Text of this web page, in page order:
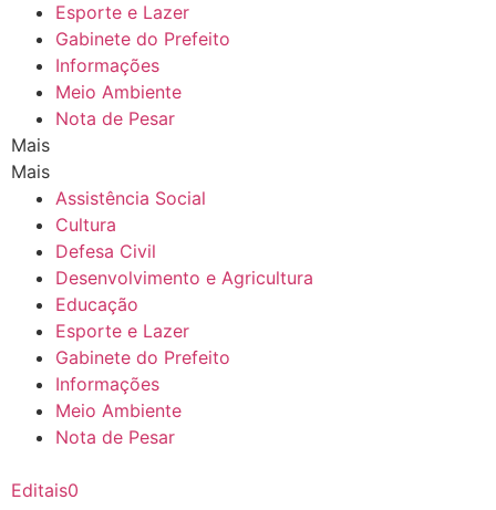
Esporte e Lazer
Gabinete do Prefeito
Informações
Meio Ambiente
Nota de Pesar
Mais
Mais
Assistência Social
Cultura
Defesa Civil
Desenvolvimento e Agricultura
Educação
Esporte e Lazer
Gabinete do Prefeito
Informações
Meio Ambiente
Nota de Pesar
Editais0